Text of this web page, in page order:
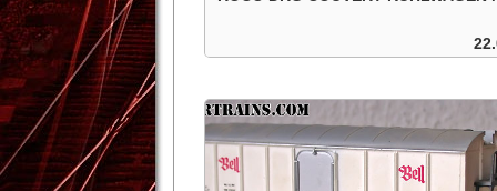
In den Warenkorb
Details